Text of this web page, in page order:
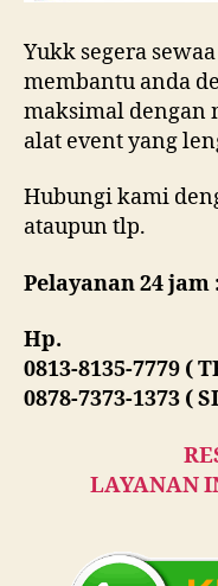
Yukk segera
membantu anda
maksimal dengan
alat event yang
Hubungi kami
ataupun tlp.
Pelayanan 24 jam
Hp.
0813-8135-7779 (
0878-7373-1373 (
LAYANAN